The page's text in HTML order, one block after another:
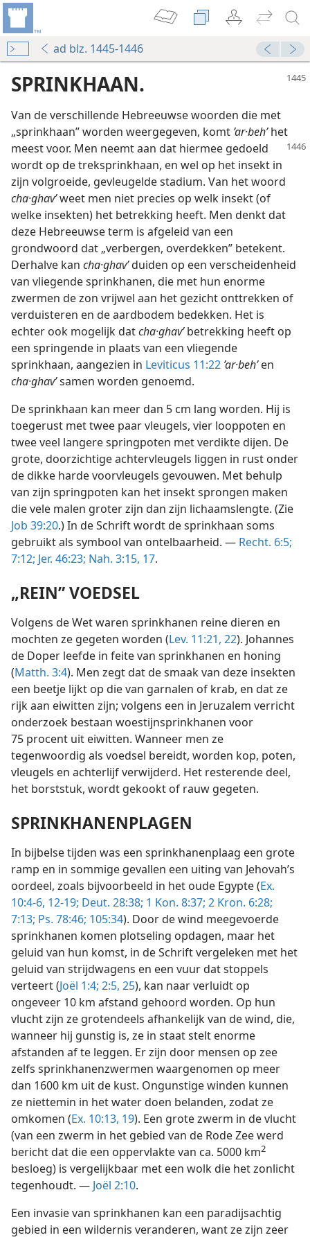
ad blz. 1445-1446
SPRINKHAAN.
Van de verschillende Hebreeuwse woorden die met
„sprinkhaan” worden weergegeven, komt ’ar·behʹhet
meest voor. Men neemt aan dat hiermee gedoeld
wordt op de treksprinkhaan, en wel op het insekt in
zijn volgroeide, gevleugelde stadium. Van het woord
cha·ghavʹweet men niet precies op welk insekt (of
welke insekten) het betrekking heeft. Men denkt dat
deze Hebreeuwse term is afgeleid van een
grondwoord dat „verbergen, overdekken” betekent.
Derhalve kan cha·ghavʹduiden op een verscheidenheid
van vliegende sprinkhanen, die met hun enorme
zwermen de zon vrijwel aan het gezicht onttrekken of
verduisteren en de aardbodem bedekken. Het is
echter ook mogelijk datcha·ghavʹbetrekking heeft op
een springende in plaats van een vliegende
sprinkhaan, aangezien in Leviticus 11:22 ’ar·behʹen
cha·ghavʹsamen worden genoemd.
De sprinkhaan kan meer dan 5 cm lang worden. Hij is
toegerust met twee paar vleugels, vier looppoten en
twee veel langere springpoten met verdikte dijen. De
grote, doorzichtige achtervleugels liggen in rust onder
de dikke harde voorvleugels gevouwen. Met behulp
van zijn springpoten kan het insekt sprongen maken
die vele malen groter zijn dan zijn lichaamslengte. (Zie
Job 39:20.) In de Schrift wordt de sprinkhaan soms
gebruikt als symbool van ontelbaarheid. — Recht. 6:5;
7:12; Jer. 46:23; Nah. 3:15, 17.
„REIN” VOEDSEL
Volgens de Wet waren sprinkhanen reine dieren en
mochten ze gegeten worden (Lev. 11:21, 22). Johannes
de Doper leefde in feite van sprinkhanen en honing
(Matth. 3:4). Men zegt dat de smaak van deze insekten
een beetje lijkt op die van garnalen of krab, en dat ze
rijk aan eiwitten zijn; volgens een in Jeruzalem verricht
onderzoek bestaan woestijnsprinkhanen voor
75 procent uit eiwitten. Wanneer men ze
tegenwoordig als voedsel bereidt, worden kop, poten,
vleugels en achterlijf verwijderd. Het resterende deel,
het borststuk, wordt gekookt of rauw gegeten.
SPRINKHANENPLAGEN
In bijbelse tijden was een sprinkhanenplaag een grote
ramp en in sommige gevallen een uiting van Jehovah’s
oordeel, zoals bijvoorbeeld in het oude Egypte (Ex.
10:4-6, 12-19; Deut. 28:38; 1 Kon. 8:37; 2 Kron. 6:28;
7:13; Ps. 78:46; 105:34). Door de wind meegevoerde
sprinkhanen komen plotseling opdagen, maar het
geluid van hun komst, in de Schrift vergeleken met het
geluid van strijdwagens en een vuur dat stoppels
verteert (Joël 1:4; 2:5, 25), kan naar verluidt op
ongeveer 10 km afstand gehoord worden. Op hun
vlucht zijn ze grotendeels afhankelijk van de wind, die,
wanneer hij gunstig is, ze in staat stelt enorme
afstanden af te leggen. Er zijn door mensen op zee
zelfs sprinkhanenzwermen waargenomen op meer
dan 1600 km uit de kust. Ongunstige winden kunnen
ze niettemin in het water doen belanden, zodat ze
omkomen (Ex. 10:13, 19). Een grote zwerm in de vlucht
(van een zwerm in het gebied van de Rode Zee werd
bericht dat die een oppervlakte van ca. 5000 km2
besloeg) is vergelijkbaar met een wolk die het zonlicht
tegenhoudt. — Joël 2:10.
Een invasie van sprinkhanen kan een paradijsachtig
gebied in een wildernis veranderen, want ze zijn zeer